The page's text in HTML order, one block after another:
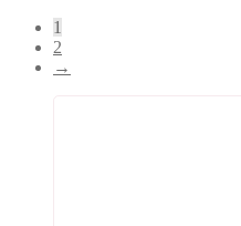
1
2
→